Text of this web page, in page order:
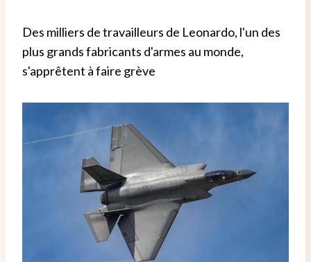
Des milliers de travailleurs de Leonardo, l'un des
plus grands fabricants d'armes au monde,
s'apprêtent à faire grève